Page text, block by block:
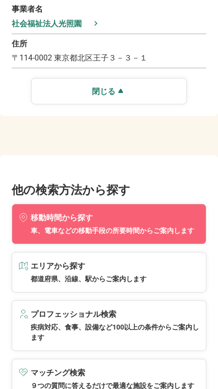
事業者名
社会福祉法人光照園
住所
〒 114-0002 東京都北区王子３－３－１
閉じる
他の検索方法から探す
移動時間から探す
車、電車などの移動手段の所要時間からご案内します
エリアから探す
都道府県、沿線、駅からご案内します
プロフェッショナル検索
疾病対応、食事、設備など100以上の条件からご案内し
ます
マッチング検索
９つの質問に答えるだけで最適な施設をご案内します